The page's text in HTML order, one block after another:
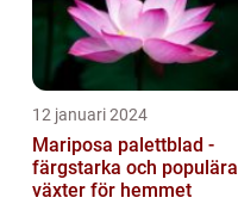
12 januari 2024
Mariposa palettblad -
färgstarka och populära
växter för hemmet